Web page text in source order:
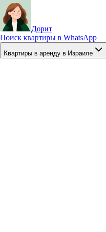
Дорит
Поиск квартиры в WhatsApp
Квартиры в аренду в Израиле